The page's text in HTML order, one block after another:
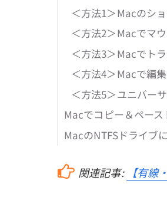
＜方法1＞Macのシ
＜方法2＞Macでマ
＜方法3＞Macでト
＜方法4＞Macで編
＜方法5＞ユニバー
Macでコピー＆ペー
MacのNTFSドライブ
関連記事: 【有